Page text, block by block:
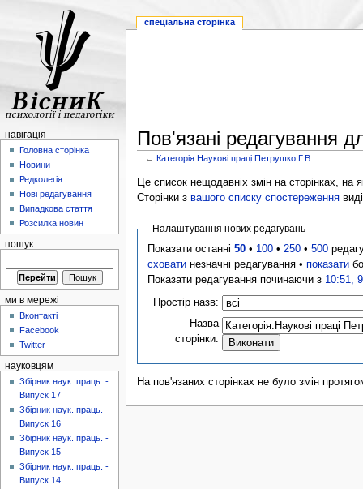
Пов'язані редагування
←Категорія:Наукові праці Петрушко Г.В.
Це список нещодавніх змін на сторінках, на
Сторінки з вашого списку спостереження
Налаштування нових редагувань
Показати останні50 • 100 • 250 •500
сховати незначні редагування •показати
Показати редагування починаючи з 10:51,
Простір назв:
Назва
сторінки:
На пов'язаних сторінках не було змін
спеціальна сторінка
навігація
Головна сторінка
Новини
Редколегія
Нові редагування
Випадкова стаття
Розсилка новин
пошук
ми в мережі
Вконтакті
Facebook
Twitter
науковцям
Збірник наук. праць. -
Випуск 17
Збірник наук. праць. -
Випуск 16
Збірник наук. праць. -
Випуск 15
Збірник наук. праць. -
Випуск 14